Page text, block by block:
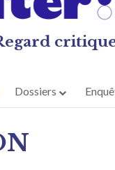
critique
Dossiers